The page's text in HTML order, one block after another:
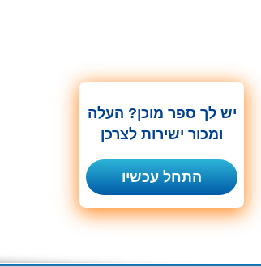
יש לך ספר מוכן? העלה
ומכור ישירות לצרכן
התחל עכשיו